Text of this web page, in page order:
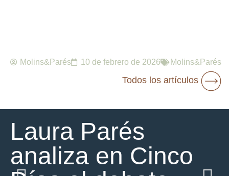
Molins&Parés 10 de febrero de 2026 Molins&Parés
Todos los artículos
Laura Parés
analiza en Cinco